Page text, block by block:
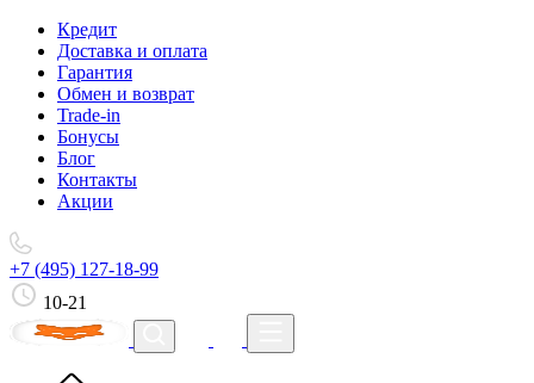
Кредит
Доставка и оплата
Гарантия
Обмен и возврат
Trade-in
Бонусы
Блог
Контакты
Акции
+7 (495) 127-18-99
10-21